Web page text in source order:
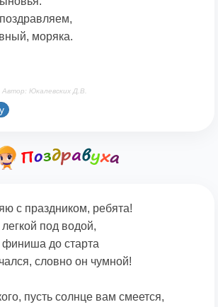
моряка.
Юкалевских Д.В.
с праздником, ребята!
под водой,
до старта
словно он чумной!
пусть солнце вам смеется,